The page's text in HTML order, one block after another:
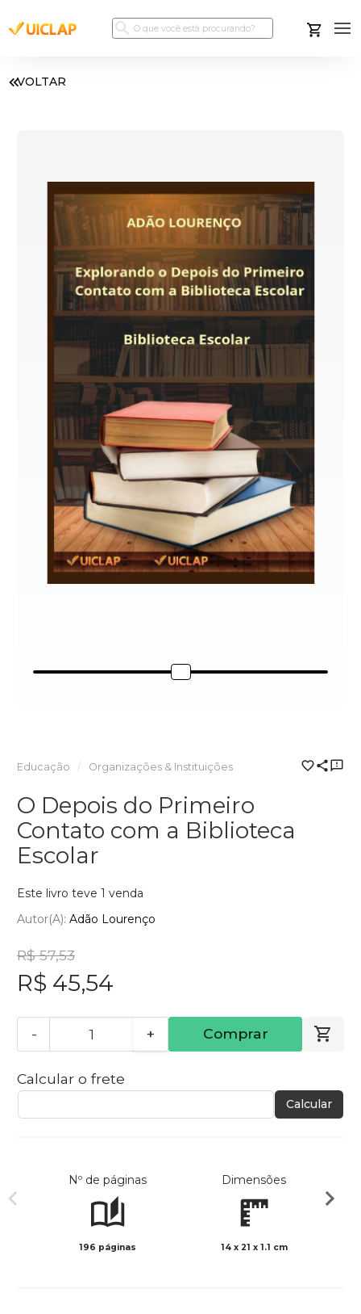
VOLTAR
Educação Organizações & Instituições
O Depois do Primeiro
Contato com a Biblioteca
Escolar
Este livro teve 1 venda
Autor(a): Adão Lourenço
R$ 57,53
R$ 45,54
- + Comprar
Calcular o frete
Calcular
Nº de páginas
196 páginas
Dimensões
14 x 21 x 1.1 cm